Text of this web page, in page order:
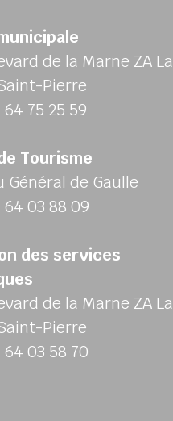
de la Marne ZA La
Pierre
75 25 59
Tourisme
Général de Gaulle
64 03 88 09
des services
de la Marne ZA La
Pierre
64 03 58 70